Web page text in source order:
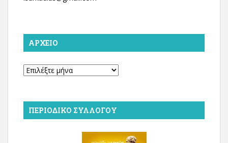
ΑΡΧΕΊΟ
Αρχείο
ΠΕΡΙΟΔΙΚΌ ΣΥΛΛΌΓΟΥ